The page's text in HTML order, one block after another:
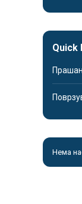
Quick
Нема